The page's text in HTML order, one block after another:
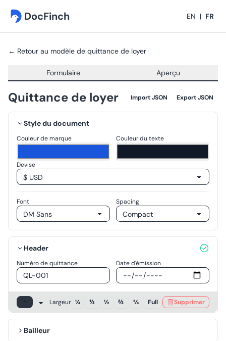
DocFinch EN | FR
← Retour au modèle de quittance de loyer
Formulaire Aperçu
Quittance de loyer Import JSON Export JSON
Style du document
Couleur de marque Couleur du texte
Devise
Font Spacing
Header
Numéro de quittance Date d'émission
Largeur ¼ ⅓ ½ ⅔ ¾ Full Supprimer
Bailleur